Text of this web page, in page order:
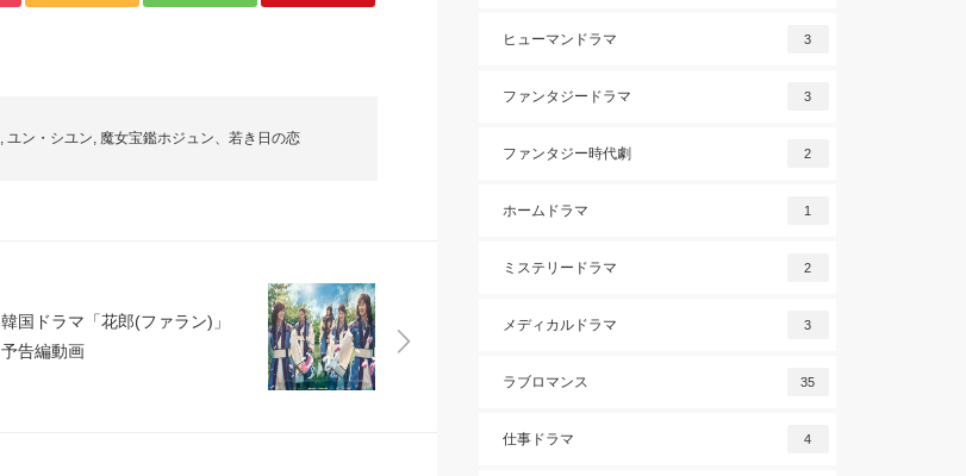
, ユン・シユン, 魔女宝鑑ホジュン、若き日の恋
韓国ドラマ「花郎(ファラン)」
予告編動画
ヒューマンドラマ 3
ファンタジードラマ 3
ファンタジー時代劇 2
ホームドラマ 1
ミステリードラマ 2
メディカルドラマ 3
ラブロマンス 35
仕事ドラマ 4